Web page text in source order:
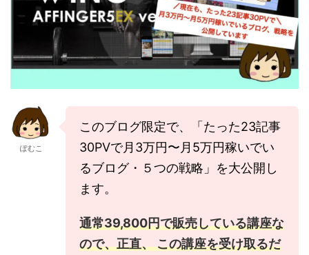
ぽむこ
このブログ限定で、「たった23記事
30PVで月3万円〜月5万円稼いでい
るブログ・５つの戦略」を大公開し
ます。
通常39,800円で販売している講座な
ので、正直、 この講座を受け取るだ